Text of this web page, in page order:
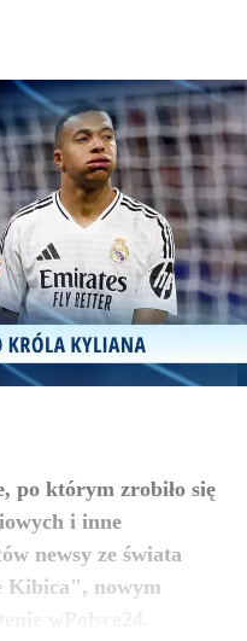
po którym zrobiło się
i inne
newsy ze świata
Kibica", nowym
więcej